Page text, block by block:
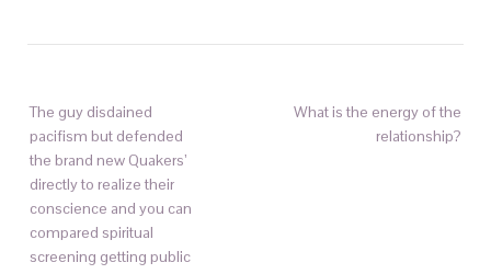
The guy disdained
pacifism but defended
the brand new Quakers’
directly to realize their
conscience and you can
compared spiritual
screening getting public
What is the energy of the
relationship?